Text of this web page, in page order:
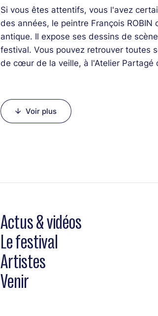
Si vous êtes attentifs, vous l'avez
des années, le peintre François
antique. Il expose ses dessins de
festival. Vous pouvez retrouver toutes
de cœur de la veille, à l'Atelier Partagé
précédente. Le N°6, sorti il y a
Lucioles. Vous pourrez aussi vous le
Voir plus
Actus & vidéos
Le festival
Artistes
Venir